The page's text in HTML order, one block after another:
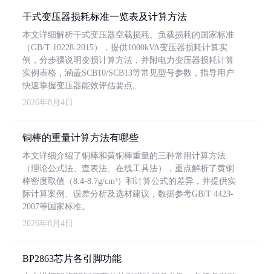
干式变压器损耗标准一览表及计算方法
本文详细解析干式变压器空载损耗、负载损耗的国家标准
（GB/T 10228-2015），提供1000kVA变压器损耗计算实
例，分步骤说明变损计算方法，并附电力变压器损耗计算
实例表格，涵盖SCB10/SCB13等常见型号参数，指导用户
快速掌握变压器能效评估要点。
2026年8月4日
铜棒的重量计算方法有哪些
本文详细介绍了铜棒和黄铜棒重量的三种常用计算方法
（理论公式法、查表法、在线工具法），重点解析了黄铜
棒密度取值（8.4-8.7g/cm³）和计算公式的差异，并提供实
际计算案例、误差分析及选材建议，数据参考GB/T 4423-
2007等国家标准。
2026年8月4日
BP2863芯片各引脚功能